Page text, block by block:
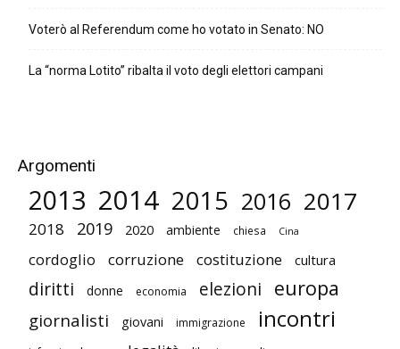
Voterò al Referendum come ho votato in Senato: NO
La “norma Lotito” ribalta il voto degli elettori campani
Argomenti
2013 2014 2015 2016 2017
2018 2019 2020 ambiente chiesa Cina
cordoglio corruzione costituzione cultura
diritti donne economia elezioni europa
giornalisti giovani immigrazione incontri